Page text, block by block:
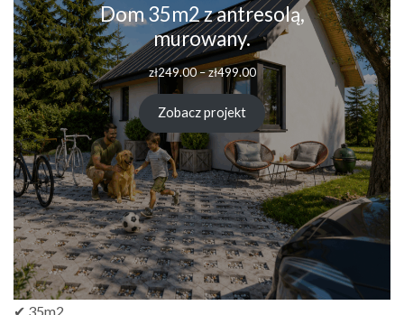
Dom 35m2 z antresolą,
murowany.
zł249.00–zł499.00Zakres
cen:
od
zł249.00
do
zł499.00
Zobacz projekt
✔ 35m2